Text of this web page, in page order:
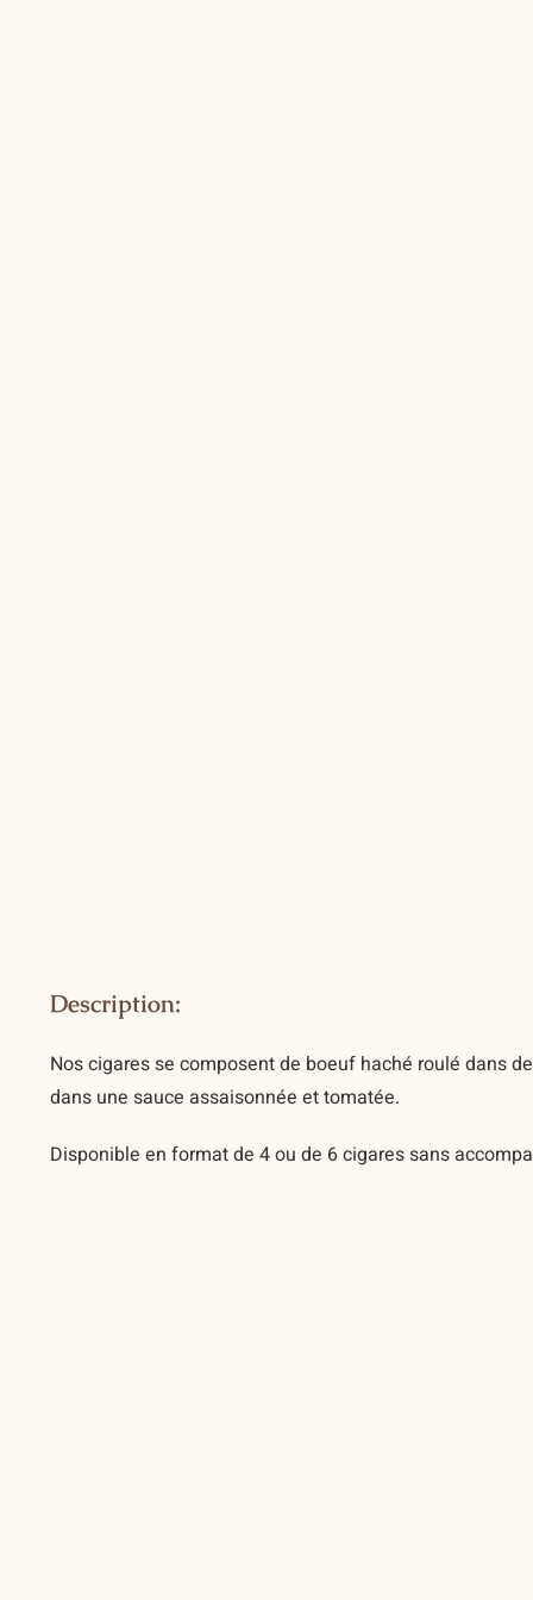
Description:
Nos cigares se composent de boeuf haché roulé dans
dans une sauce assaisonnée et tomatée.
Disponible en format de 4 ou de 6 cigares sans